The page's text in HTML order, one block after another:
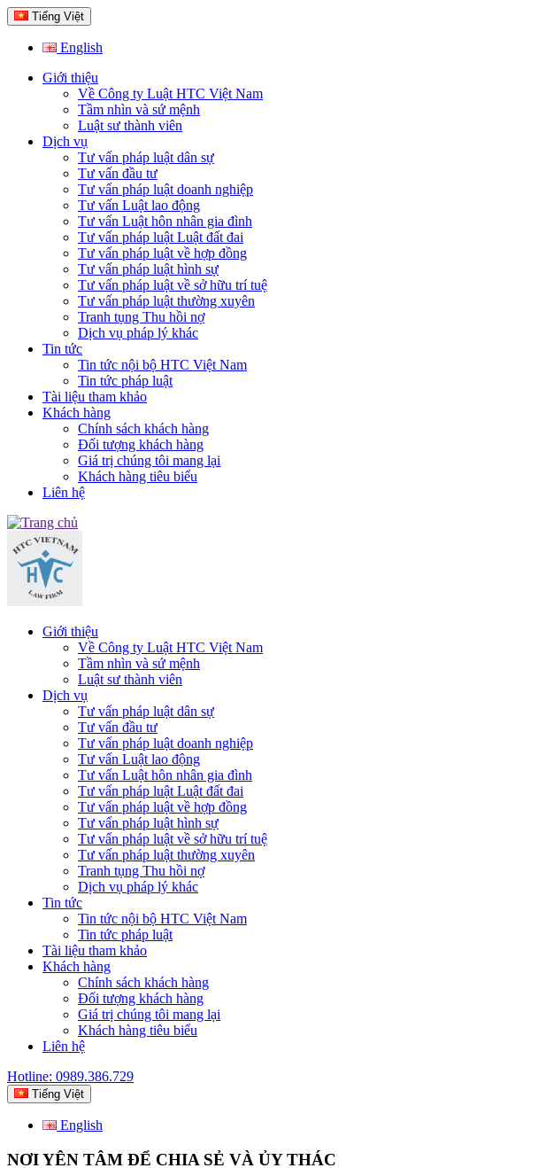
Tiếng Việt
English
Giới thiệu
Về Công ty Luật HTC Việt Nam
Tầm nhìn và sứ mệnh
Luật sư thành viên
Dịch vụ
Tư vấn pháp luật dân sự
Tư vấn đầu tư
Tư vấn pháp luật doanh nghiệp
Tư vấn Luật lao động
Tư vấn Luật hôn nhân gia đình
Tư vấn pháp luật Luật đất đai
Tư vấn pháp luật về hợp đồng
Tư vấn pháp luật hình sự
Tư vấn pháp luật về sở hữu trí tuệ
Tư vấn pháp luật thường xuyên
Tranh tụng Thu hồi nợ
Dịch vụ pháp lý khác
Tin tức
Tin tức nội bộ HTC Việt Nam
Tin tức pháp luật
Tài liệu tham khảo
Khách hàng
Chính sách khách hàng
Đối tượng khách hàng
Giá trị chúng tôi mang lại
Khách hàng tiêu biểu
Liên hệ
Giới thiệu
Về Công ty Luật HTC Việt Nam
Tầm nhìn và sứ mệnh
Luật sư thành viên
Dịch vụ
Tư vấn pháp luật dân sự
Tư vấn đầu tư
Tư vấn pháp luật doanh nghiệp
Tư vấn Luật lao động
Tư vấn Luật hôn nhân gia đình
Tư vấn pháp luật Luật đất đai
Tư vấn pháp luật về hợp đồng
Tư vấn pháp luật hình sự
Tư vấn pháp luật về sở hữu trí tuệ
Tư vấn pháp luật thường xuyên
Tranh tụng Thu hồi nợ
Dịch vụ pháp lý khác
Tin tức
Tin tức nội bộ HTC Việt Nam
Tin tức pháp luật
Tài liệu tham khảo
Khách hàng
Chính sách khách hàng
Đối tượng khách hàng
Giá trị chúng tôi mang lại
Khách hàng tiêu biểu
Liên hệ
Hotline: 0989.386.729
Tiếng Việt
English
NƠI YÊN TÂM ĐỂ CHIA SẺ VÀ ỦY THÁC